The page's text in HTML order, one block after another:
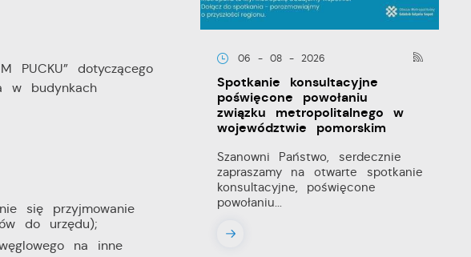
PUCKU” dotyczącego
w budynkach
się przyjmowanie
do urzędu);
na inne
06 - 08 - 2026
Spotkanie konsultacyjne
poświęcone powołaniu
związku metropolitalnego w
województwie pomorskim
Szanowni Państwo, serdecznie
zapraszamy na otwarte spotkanie
konsultacyjne, poświęcone
powołaniu...